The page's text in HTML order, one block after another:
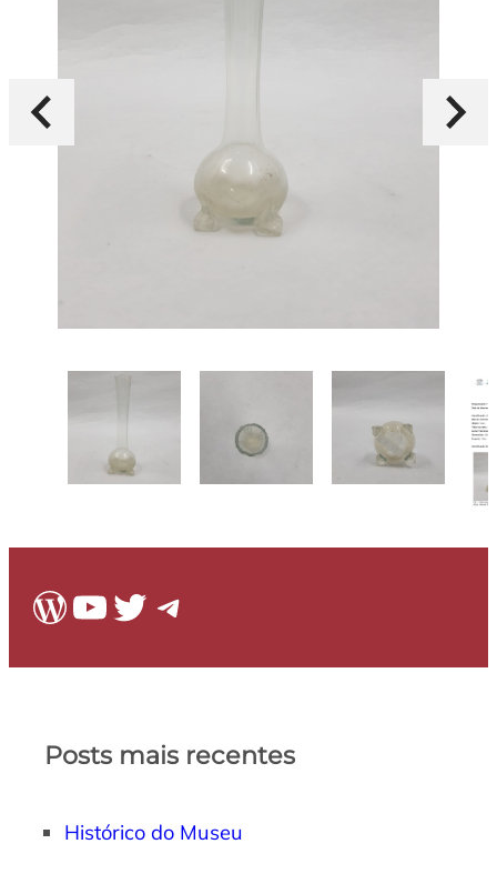
WordPress
Youtube
Twitter
Telegram
Posts mais recentes
Histórico do Museu